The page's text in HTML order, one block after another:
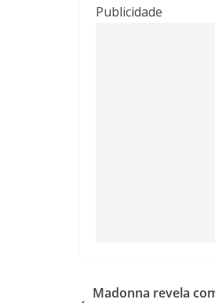
Publicidade
Madonna revela